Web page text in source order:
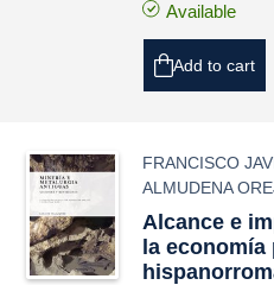
Available
Add to cart
FRANCISCO
ALMUDENA
Alcance e
la economía